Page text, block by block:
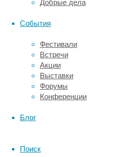
Добрые дела
События
Фестивали
Встречи
Акции
Выставки
Форумы
Конференции
Блог
Поиск
тем
защищаясь
от
такого
явления,
как
культурный